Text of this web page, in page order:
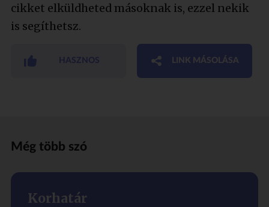
cikket elküldheted másoknak is, ezzel nekik
is segíthetsz.
HASZNOS LINK MÁSOLÁSA
Még több szó
Korhatár